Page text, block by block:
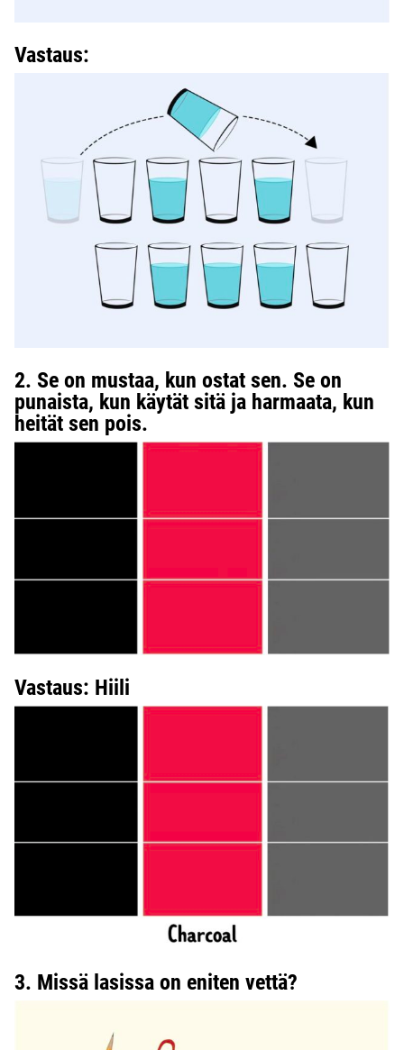
Vastaus:
2. Se on mustaa, kun ostat sen. Se on
punaista, kun käytät sitä ja harmaata, kun
heität sen pois.
Vastaus: Hiili
3. Missä lasissa on eniten vettä?